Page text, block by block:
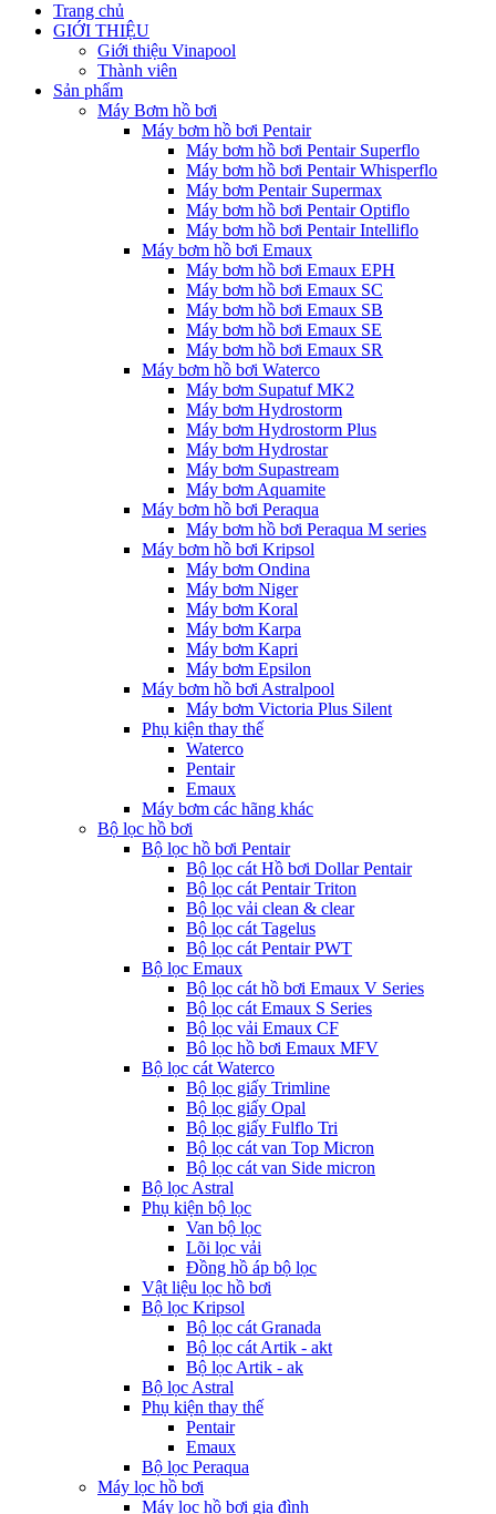
Trang chủ
GIỚI THIỆU
Giới thiệu Vinapool
Thành viên
Sản phẩm
Máy Bơm hồ bơi
Máy bơm hồ bơi Pentair
Máy bơm hồ bơi Pentair Superflo
Máy bơm hồ bơi Pentair Whisperflo
Máy bơm Pentair Supermax
Máy bơm hồ bơi Pentair Optiflo
Máy bơm hồ bơi Pentair Intelliflo
Máy bơm hồ bơi Emaux
Máy bơm hồ bơi Emaux EPH
Máy bơm hồ bơi Emaux SC
Máy bơm hồ bơi Emaux SB
Máy bơm hồ bơi Emaux SE
Máy bơm hồ bơi Emaux SR
Máy bơm hồ bơi Waterco
Máy bơm Supatuf MK2
Máy bơm Hydrostorm
Máy bơm Hydrostorm Plus
Máy bơm Hydrostar
Máy bơm Supastream
Máy bơm Aquamite
Máy bơm hồ bơi Peraqua
Máy bơm hồ bơi Peraqua M series
Máy bơm hồ bơi Kripsol
Máy bơm Ondina
Máy bơm Niger
Máy bơm Koral
Máy bơm Karpa
Máy bơm Kapri
Máy bơm Epsilon
Máy bơm hồ bơi Astralpool
Máy bơm Victoria Plus Silent
Phụ kiện thay thế
Waterco
Pentair
Emaux
Máy bơm các hãng khác
Bộ lọc hồ bơi
Bộ lọc hồ bơi Pentair
Bộ lọc cát Hồ bơi Dollar Pentair
Bộ lọc cát Pentair Triton
Bộ lọc vải clean & clear
Bộ lọc cát Tagelus
Bộ lọc cát Pentair PWT
Bộ lọc Emaux
Bộ lọc cát hồ bơi Emaux V Series
Bộ lọc cát Emaux S Series
Bộ lọc vải Emaux CF
Bô lọc hồ bơi Emaux MFV
Bộ lọc cát Waterco
Bộ lọc giấy Trimline
Bộ lọc giấy Opal
Bộ lọc giấy Fulflo Tri
Bộ lọc cát van Top Micron
Bộ lọc cát van Side micron
Bộ lọc Astral
Phụ kiện bộ lọc
Van bộ lọc
Lõi lọc vải
Đồng hồ áp bộ lọc
Vật liệu lọc hồ bơi
Bộ lọc Kripsol
Bộ lọc cát Granada
Bộ lọc cát Artik - akt
Bộ lọc Artik - ak
Bộ lọc Astral
Phụ kiện thay thế
Pentair
Emaux
Bộ lọc Peraqua
Máy lọc hồ bơi
Máy lọc hồ bơi gia đình